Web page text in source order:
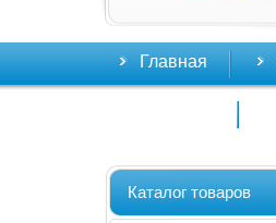
Главная
Каталог товаров